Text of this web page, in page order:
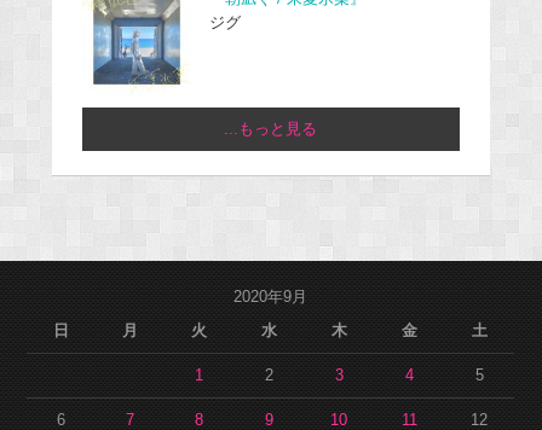
ジグ
...もっと見る
2020年9月
日
月 火 水 木 金 土
1 2 3 4 5
6 7 8 9 10 11 12